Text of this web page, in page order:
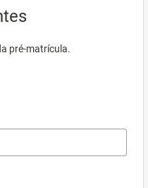
pré-matrícula.